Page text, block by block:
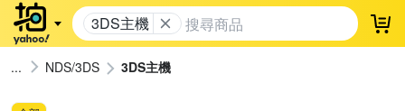
3DS主機 登
NDS/3DS 3DS主機